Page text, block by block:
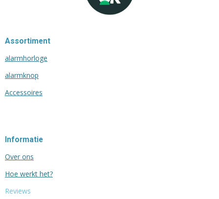
Assortiment
alarmhorloge
alarmknop
Accessoires
Informatie
Over ons
Hoe werkt het?
Reviews